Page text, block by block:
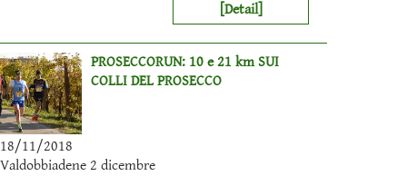
[Detail]
PROSECCORUN: 10 e 21 km SUI
COLLI DEL PROSECCO
18/11/2018
Valdobbiadene 2 dicembre